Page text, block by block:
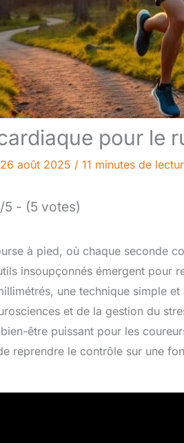
pour le
26 août 2025 / 11 minutes de
5 - (5 votes)
à pied, où chaque seconde
insoupçonnés émergent pour
une technique simple
et de la gestion du
être puissant pour les
reprendre le contrôle sur une